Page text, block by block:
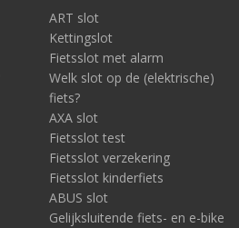
ART slot
Kettingslot
Fietsslot met alarm
Welk slot op de (elektrische)
fiets?
AXA slot
Fietsslot test
Fietsslot verzekering
Fietsslot kinderfiets
ABUS slot
Gelijksluitende fiets- en e-bike